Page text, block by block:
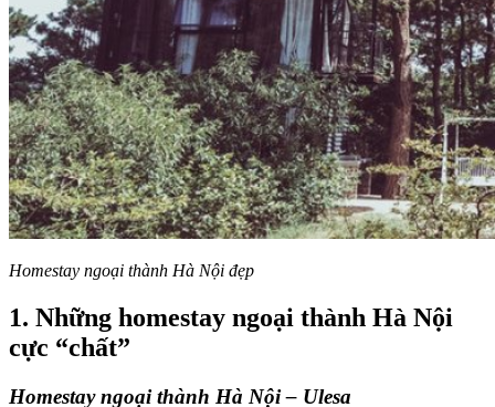
Homestay ngoại thành Hà Nội đẹp
1. Những homestay ngoại thành Hà Nội
cực “chất”
Homestay ngoại thành Hà Nội – Ulesa